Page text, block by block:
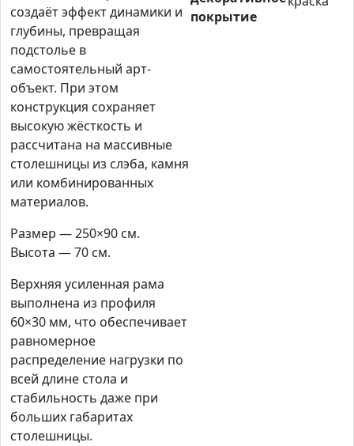
создаёт эффект динамики и
глубины, превращая
подстолье в
самостоятельный арт-
объект. При этом
конструкция сохраняет
высокую жёсткость и
рассчитана на массивные
столешницы из слэба, камня
или комбинированных
материалов.
Размер — 250×90 см.
Высота — 70 см.
Верхняя усиленная рама
выполнена из профиля
60×30 мм, что обеспечивает
равномерное
распределение нагрузки по
всей длине стола и
стабильность даже при
больших габаритах
столешницы.
покрытие